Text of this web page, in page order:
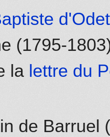
(1795-
la lettre du
de Barruel